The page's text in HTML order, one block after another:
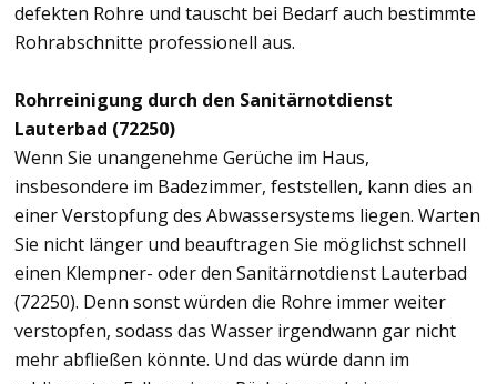
defekten Rohre und tauscht bei Bedarf auch bestimmte
Rohrabschnitte professionell aus.
Rohrreinigung durch den Sanitärnotdienst
Lauterbad (72250)
Wenn Sie unangenehme Gerüche im Haus,
insbesondere im Badezimmer, feststellen, kann dies an
einer Verstopfung des Abwassersystems liegen. Warten
Sie nicht länger und beauftragen Sie möglichst schnell
einen Klempner- oder den Sanitärnotdienst Lauterbad
(72250). Denn sonst würden die Rohre immer weiter
verstopfen, sodass das Wasser irgendwann gar nicht
mehr abfließen könnte. Und das würde dann im